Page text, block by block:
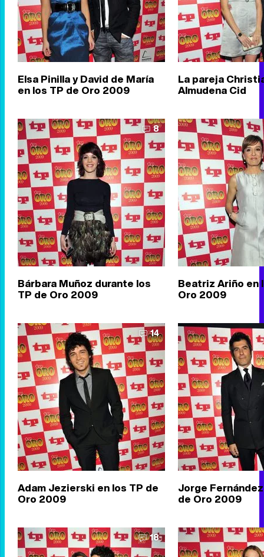
Elsa Pinilla y David de María
en los TP de Oro 2009
La pareja
Almudena Cid
8
Bárbara Muñoz durante los
TP de Oro 2009
Beatriz Ariño en
Oro 2009
14
Adam Jezierski en los TP de
Oro 2009
Jorge
de Oro 2009
18